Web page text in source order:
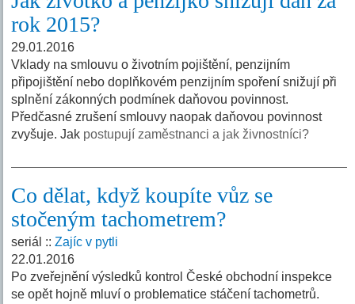
rok 2015?
29.01.2016
Vklady na smlouvu o životním pojištění, penzijním
připojištění nebo doplňkovém penzijním spoření snižují při
splnění zákonných podmínek daňovou povinnost.
Předčasné zrušení smlouvy naopak daňovou povinnost
zvyšuje. Jak postupují zaměstnanci a jak živnostníci?
Co dělat, když koupíte vůz se
stočeným tachometrem?
seriál ::Zajíc v pytli
22.01.2016
Po zveřejnění výsledků kontrol České obchodní inspekce
se opět hojně mluví o problematice stáčení tachometrů.